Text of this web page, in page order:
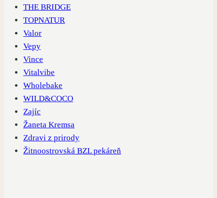
THE BRIDGE
TOPNATUR
Valor
Vepy
Vince
Vitalvibe
Wholebake
WILD&COCO
Zajíc
Žaneta Kremsa
Zdravi z prirody
Žitnoostrovská BZL pekáreň